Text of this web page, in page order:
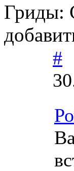
Гриды:
#